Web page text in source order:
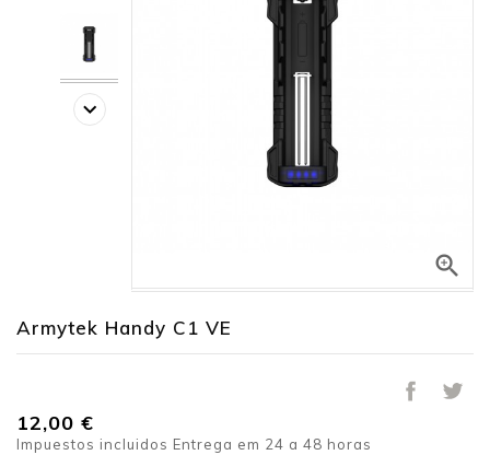

keyboard_arrow_right
Armytek Handy C1 VE
12,00 €
Impuestos incluidos Entrega em 24 a 48 horas